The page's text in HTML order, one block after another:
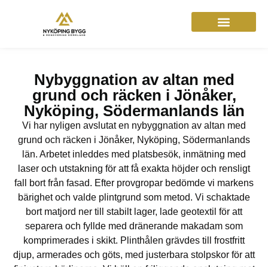
Nybyggnation av altan med
grund och räcken i Jönåker,
Nyköping, Södermanlands län
Vi har nyligen avslutat en nybyggnation av altan med
grund och räcken i Jönåker, Nyköping, Södermanlands
län. Arbetet inleddes med platsbesök, inmätning med
laser och utstakning för att få exakta höjder och rensligt
fall bort från fasad. Efter provgropar bedömde vi markens
bärighet och valde plintgrund som metod. Vi schaktade
bort matjord ner till stabilt lager, lade geotextil för att
separera och fyllde med dränerande makadam som
komprimerades i skikt. Plinthålen grävdes till frostfritt
djup, armerades och göts, med justerbara stolpskor för att